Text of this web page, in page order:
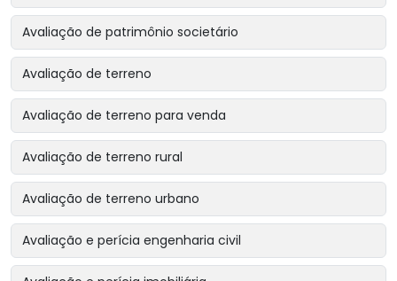
Avaliação de patrimônio societário
Avaliação de terreno
Avaliação de terreno para venda
Avaliação de terreno rural
Avaliação de terreno urbano
Avaliação e perícia engenharia civil